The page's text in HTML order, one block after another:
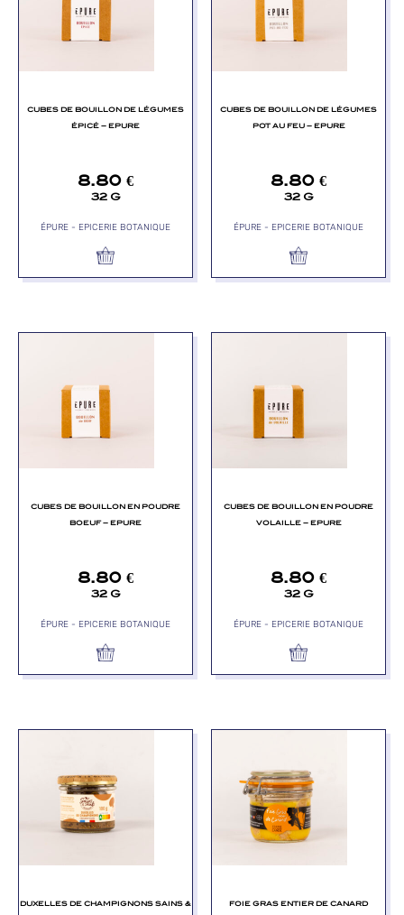
CUBES DE BOUILLON DE LÉGUMES
ÉPICÉ – EPURE
8.80 €
32 G
ÉPURE - EPICERIE BOTANIQUE
CUBES DE BOUILLON DE LÉGUMES
POT AU FEU – EPURE
8.80 €
32 G
ÉPURE - EPICERIE BOTANIQUE
CUBES DE BOUILLON EN POUDRE
BOEUF – EPURE
8.80 €
32 G
ÉPURE - EPICERIE BOTANIQUE
CUBES DE BOUILLON EN POUDRE
VOLAILLE – EPURE
8.80 €
32 G
ÉPURE - EPICERIE BOTANIQUE
DUXELLES DE CHAMPIGNONS SAINS & FOIE GRAS ENTIER DE CANARD